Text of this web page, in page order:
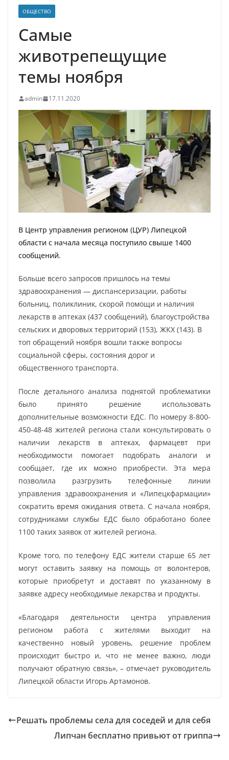
ОБЩЕСТВО
Самые
животрепещущие
темы ноября
admin 17.11.2020
В Центр управления регионом (ЦУР) Липецкой
области с начала месяца поступило свыше 1400
сообщений.
Больше всего запросов пришлось на темы
здравоохранения — диспансеризации, работы
больниц, поликлиник, скорой помощи и наличия
лекарств в аптеках (437 сообщений), благоустройства
сельских и дворовых территорий (153), ЖКХ (143). В
топ обращений ноября вошли также вопросы
социальной сферы, состояния дорог и
общественного транспорта.
После детального анализа поднятой проблематики
было принято решение использовать
дополнительные возможности ЕДС. По номеру 8-800-
450-48-48 жителей региона стали консультировать о
наличии лекарств в аптеках, фармацевт при
необходимости помогает подобрать аналоги и
сообщает, где их можно приобрести. Эта мера
позволила разгрузить телефонные линии
управления здравоохранения и «Липецкфармации»
сократить время ожидания ответа. С начала ноября,
сотрудниками службы ЕДС было обработано более
1100 таких заявок от жителей региона.
Кроме того, по телефону ЕДС жители старше 65 лет
могут оставить заявку на помощь от волонтеров,
которые приобретут и доставят по указанному в
заявке адресу необходимые лекарства и продукты.
«Благодаря деятельности центра управления
регионом работа с жителями выходит на
качественно новый уровень, решение проблем
происходит быстро и, что не менее важно, люди
получают обратную связь», – отмечает руководитель
Липецкой области Игорь Артамонов.
Решать проблемы села для соседей и для себя
Липчан бесплатно привьют от гриппа